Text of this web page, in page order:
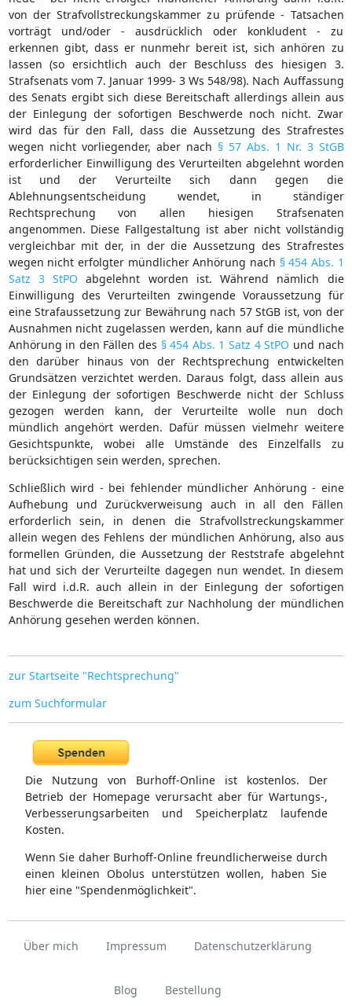
von der Strafvollstreckungskammer zu prüfende - Tatsachen
vorträgt und/oder - ausdrücklich oder konkludent - zu
erkennen gibt, dass er nunmehr bereit ist, sich anhören zu
lassen (so ersichtlich auch der Beschluss des hiesigen 3.
Strafsenats vom 7. Januar 1999- 3 Ws 548/98). Nach Auffassung
des Senats ergibt sich diese Bereitschaft allerdings allein aus
der Einlegung der sofortigen Beschwerde noch nicht. Zwar
wird das für den Fall, dass die Aussetzung des Strafrestes
wegen nicht vorliegender, aber nach § 57 Abs. 1 Nr. 3 StGB
erforderlicher Einwilligung des Verurteilten abgelehnt worden
ist und der Verurteilte sich dann gegen die
Ablehnungsentscheidung wendet, in ständiger
Rechtsprechung von allen hiesigen Strafsenaten
angenommen. Diese Fallgestaltung ist aber nicht vollständig
vergleichbar mit der, in der die Aussetzung des Strafrestes
wegen nicht erfolgter mündlicher Anhörung nach § 454 Abs. 1
Satz 3 StPO abgelehnt worden ist. Während nämlich die
Einwilligung des Verurteilten zwingende Voraussetzung für
eine Strafaussetzung zur Bewährung nach 57 StGB ist, von der
Ausnahmen nicht zugelassen werden, kann auf die mündliche
Anhörung in den Fällen des § 454 Abs. 1 Satz 4 StPO und nach
den darüber hinaus von der Rechtsprechung entwickelten
Grundsätzen verzichtet werden. Daraus folgt, dass allein aus
der Einlegung der sofortigen Beschwerde nicht der Schluss
gezogen werden kann, der Verurteilte wolle nun doch
mündlich angehört werden. Dafür müssen vielmehr weitere
Gesichtspunkte, wobei alle Umstände des Einzelfalls zu
berücksichtigen sein werden, sprechen.
Schließlich wird - bei fehlender mündlicher Anhörung - eine
Aufhebung und Zurückverweisung auch in all den Fällen
erforderlich sein, in denen die Strafvollstreckungskammer
allein wegen des Fehlens der mündlichen Anhörung, also aus
formellen Gründen, die Aussetzung der Reststrafe abgelehnt
hat und sich der Verurteilte dagegen nun wendet. In diesem
Fall wird i.d.R. auch allein in der Einlegung der sofortigen
Beschwerde die Bereitschaft zur Nachholung der mündlichen
Anhörung gesehen werden können.
zur Startseite "Rechtsprechung"
zum Suchformular
Die Nutzung von Burhoff-Online ist kostenlos. Der
Betrieb der Homepage verursacht aber für Wartungs-,
Verbesserungsarbeiten und Speicherplatz laufende
Kosten.
Wenn Sie daher Burhoff-Online freundlicherweise durch
einen kleinen Obolus unterstützen wollen, haben Sie
hier eine "Spendenmöglichkeit".
Über mich Impressum Datenschutzerklärung
Blog Bestellung